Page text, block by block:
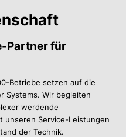
Partner für
Betriebe setzen auf die
Systems. Wir begleiten
werdende
unseren Service-Leistungen
der Technik.